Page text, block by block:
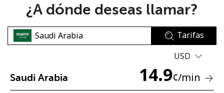
No se ha creado una contraseña
¿A dónde deseas llamar?
Tarifas
USD
Saudi Arabia 14.9¢/min